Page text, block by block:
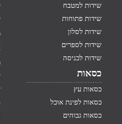
שידות למטבח
שידות פתוחות
שידות לסלון
שידות לספרים
שידות לכניסה
כסאות
כסאות עץ
כסאות לפינת אוכל
כסאות גבוהים